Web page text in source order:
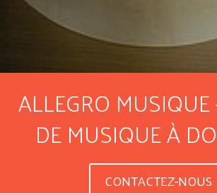
ALLEGRO
DE MUSIQUE À
CONTACTEZ-NOUS